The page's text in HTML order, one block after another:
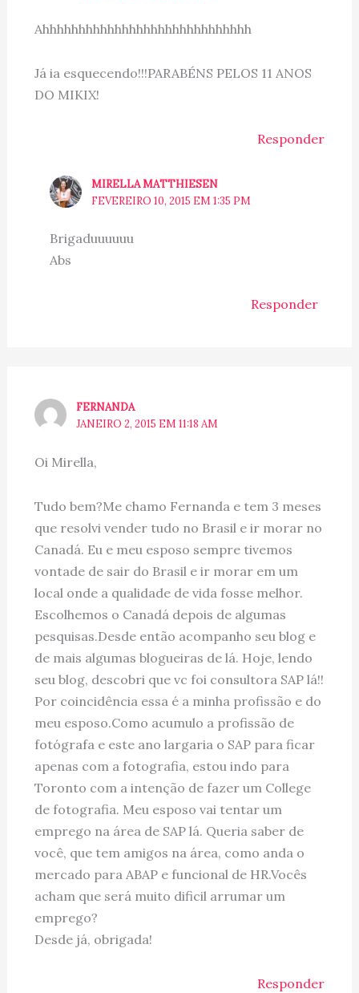
Ahhhhhhhhhhhhhhhhhhhhhhhhhhhhh
Já ia esquecendo!!!PARABÉNS PELOS 11 ANOS
DO MIKIX!
Responder
MIRELLA MATTHIESEN
FEVEREIRO 10, 2015 EM 1:35 PM
Brigaduuuuuu
Abs
Responder
FERNANDA
JANEIRO 2, 2015 EM 11:18 AM
Oi Mirella,
Tudo bem?Me chamo Fernanda e tem 3 meses
que resolvi vender tudo no Brasil e ir morar no
Canadá. Eu e meu esposo sempre tivemos
vontade de sair do Brasil e ir morar em um
local onde a qualidade de vida fosse melhor.
Escolhemos o Canadá depois de algumas
pesquisas.Desde então acompanho seu blog e
de mais algumas blogueiras de lá. Hoje, lendo
seu blog, descobri que vc foi consultora SAP lá!!
Por coincidência essa é a minha profissão e do
meu esposo.Como acumulo a profissão de
fotógrafa e este ano largaria o SAP para ficar
apenas com a fotografia, estou indo para
Toronto com a intenção de fazer um College
de fotografia. Meu esposo vai tentar um
emprego na área de SAP lá. Queria saber de
você, que tem amigos na área, como anda o
mercado para ABAP e funcional de HR.Vocês
acham que será muito dificil arrumar um
emprego?
Desde já, obrigada!
Responder